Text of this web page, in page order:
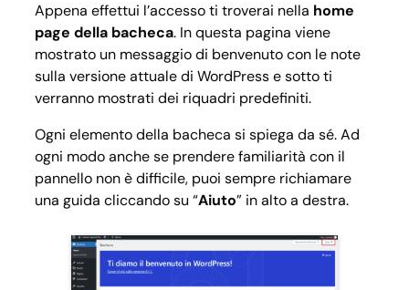
Appena effettui l’accesso ti troverai nella home
page della bacheca. In questa pagina viene
mostrato un messaggio di benvenuto con le note
sulla versione attuale di WordPress e sotto ti
verranno mostrati dei riquadri predefiniti.
Ogni elemento della bacheca si spiega da sé. Ad
ogni modo anche se prendere familiarità con il
pannello non è difficile, puoi sempre richiamare
una guida cliccando su “Aiuto” in alto a destra.